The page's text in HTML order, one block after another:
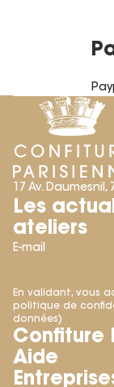
17 Av. Daumesnil,
Les
ateliers
E-mail
En validant, vous
politique de
données)
Confiture
Aide
Politique de
Politique de
Conditions
Conditions